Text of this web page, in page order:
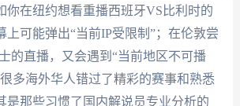
你在纽约想看重播西班牙VS比利时的
上可能弹出“当前IP受限制”；在伦敦尝
的直播，又会遇到“当前地区不可播
多海外华人错过了精彩的赛事和熟悉
是那些习惯了国内解说员专业分析的